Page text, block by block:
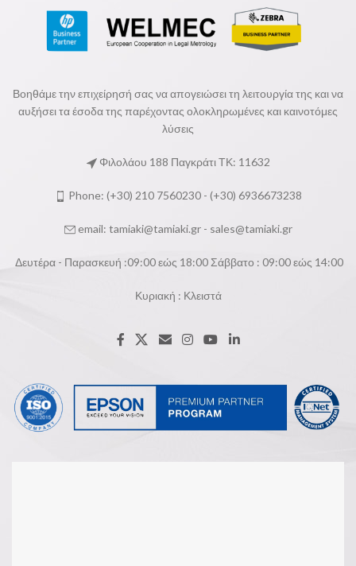
Βοηθάμε την επιχείρησή σας να απογειώσει τη λειτουργία της και να
αυξήσει τα έσοδα της παρέχοντας ολοκληρωμένες και καινοτόμες
λύσεις
Φιλολάου 188 Παγκράτι ΤΚ: 11632
Phone: (+30) 210 7560230 - (+30) 6936673238
email: tamiaki@tamiaki.gr- sales@tamiaki.gr
Δευτέρα - Παρασκευή :09:00 εώς 18:00 Σάββατο : 09:00 εώς 14:00
Κυριακή : Κλειστά